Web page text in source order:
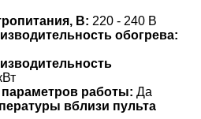
В: 220 - 240 В
обогрева:
работы: Да
вблизи пульта